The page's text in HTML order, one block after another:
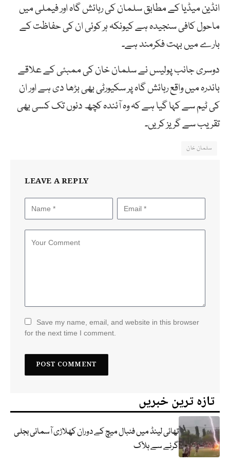
انڈین میڈیا کے مطابق سلمان کی رہائش گاہ اور فیملی میں
ماحول کافی سنجیدہ ہے کیونکہ ہر کوئی ان کی حفاظت کے
بارے میں بہت فکرمند ہے۔
دوسری جانب پولیس نے سلمان خان کی ممبئی کے علاقے
باندرہ میں واقع رہائش گاہ پر سکیورٹی بھی بڑھا دی ہے اور ان
کی ٹیم سے کہا گیا ہے کہ وہ آئندہ کچھ دنوں تک کسی بھی
تقریب سے گریز کریں۔
سلمان خان
LEAVE A REPLY
Save my name, email, and website in this browser
for the next time I comment.
تازہ ترین خبریں
تھائی لینڈ میں فٹبال میچ کے دوران کھلاڑی آسمانی بجلی
گرنے سے ہلاک